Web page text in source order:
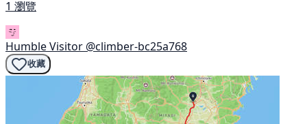
1 瀏覽
Humble Visitor @climber-bc25a768
收藏